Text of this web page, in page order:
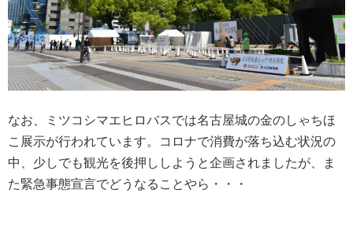
なお、ミツコシマエヒロバスでは名古屋城の金のしゃちほ
こ展示が行われています。コロナで消費が落ち込む状況の
中、少しでも観光を後押ししようと企画されましたが、ま
た緊急事態宣言でどうなることやら・・・